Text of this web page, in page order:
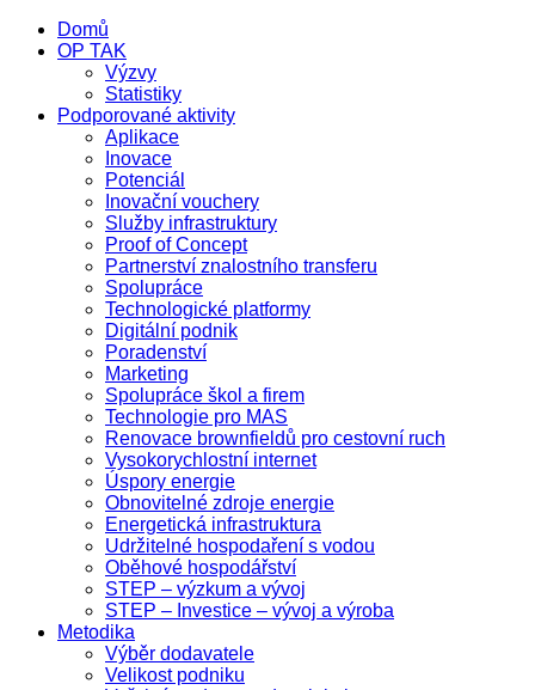
Domů
OP TAK
Výzvy
Statistiky
Podporované aktivity
Aplikace
Inovace
Potenciál
Inovační vouchery
Služby infrastruktury
Proof of Concept
Partnerství znalostního transferu
Spolupráce
Technologické platformy
Digitální podnik
Poradenství
Marketing
Spolupráce škol a firem
Technologie pro MAS
Renovace brownfieldů pro cestovní ruch
Vysokorychlostní internet
Úspory energie
Obnovitelné zdroje energie
Energetická infrastruktura
Udržitelné hospodaření s vodou
Oběhové hospodářství
STEP – výzkum a vývoj
STEP – Investice – vývoj a výroba
Metodika
Výběr dodavatele
Velikost podniku